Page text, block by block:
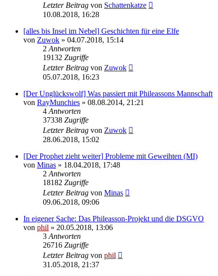
Letzter Beitrag von Schattenkatze
10.08.2018, 16:28
[alles bis Insel im Nebel] Geschichten für eine Elfe
von Zuwok » 04.07.2018, 15:14
2 Antworten
19132 Zugriffe
Letzter Beitrag von Zuwok
05.07.2018, 16:23
[Der Unglückswolf] Was passiert mit Phileassons Mannschaft
von RayMunchies » 08.08.2014, 21:21
4 Antworten
37338 Zugriffe
Letzter Beitrag von Zuwok
28.06.2018, 15:02
[Der Prophet zieht weiter] Probleme mit Geweihten (MI)
von Minas » 18.04.2018, 17:48
2 Antworten
18182 Zugriffe
Letzter Beitrag von Minas
09.06.2018, 09:06
In eigener Sache: Das Phileasson-Projekt und die DSGVO
von phil » 20.05.2018, 13:06
3 Antworten
26716 Zugriffe
Letzter Beitrag von phil
31.05.2018, 21:37